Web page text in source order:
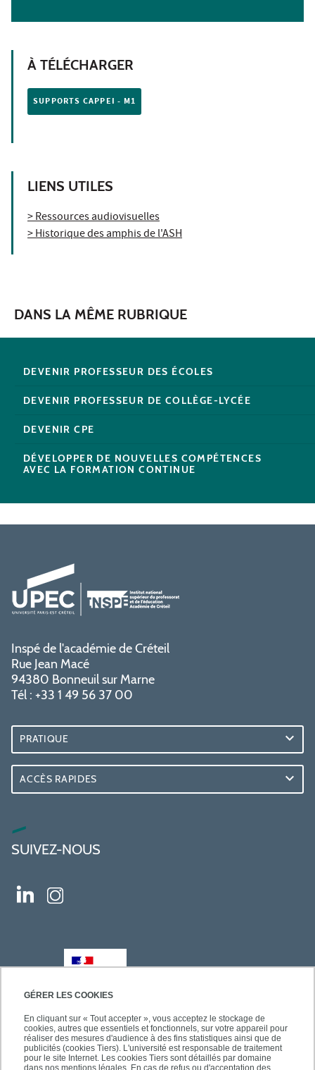
GÉRER LES COOKIES
En cliquant sur « Tout accepter », vous acceptez le stockage de
cookies, autres que essentiels et fonctionnels, sur votre appareil pour
réaliser des mesures d'audience à des fins statistiques ainsi que de
publicités (cookies Tiers). L'université est responsable de traitement
pour le site Internet. Les cookies Tiers sont détaillés par domaine
À TÉLÉCHARGER
SUPPORTS CAPPEI - M1
LIENS UTILES
> Ressources audiovisuelles
> Historique des amphis de l'ASH
DANS LA MÊME RUBRIQUE
DEVENIR PROFESSEUR DES ÉCOLES
DEVENIR PROFESSEUR DE COLLÈGE-LYCÉE
DEVENIR CPE
DÉVELOPPER DE NOUVELLES COMPÉTENCES
AVEC LA FORMATION CONTINUE
Inspé de l'académie de Créteil
Rue Jean Macé
94380 Bonneuil sur Marne
Tél : +33 1 49 56 37 00
PRATIQUE
ACCÈS RAPIDES
SUIVEZ-NOUS